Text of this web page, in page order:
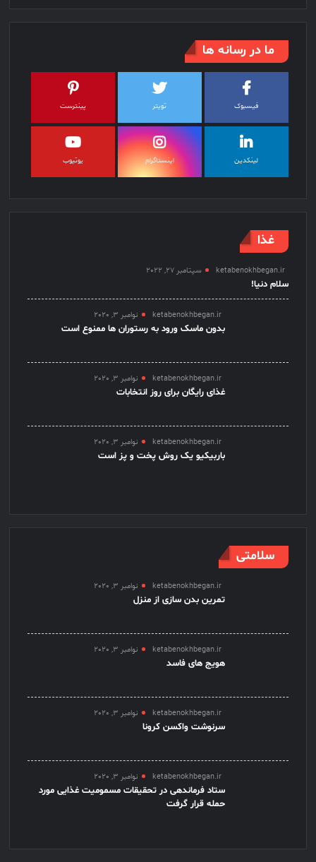
ما در رسانه ها
فیسبوک تویتر پینترست
لینکدین اینستاگرام یوتیوب
غذا
ketabenokhbegan.ir سپتامبر 27, 2022
سلام دنیا!
ketabenokhbegan.ir نوامبر 3, 2020
بدون ماسک ورود به رستوران ها ممنوع است
ketabenokhbegan.ir نوامبر 3, 2020
غذای رایگان برای روز انتخابات
ketabenokhbegan.ir نوامبر 3, 2020
باربیکیو یک روش پخت و پز است
سلامتی
ketabenokhbegan.ir نوامبر 3, 2020
تمرین بدن سازی از منزل
ketabenokhbegan.ir نوامبر 3, 2020
هویج های فاسد
ketabenokhbegan.ir نوامبر 3, 2020
سرنوشت واکسن کرونا
ketabenokhbegan.ir نوامبر 3, 2020
ستاد فرماندهی در تحقیقات مسمومیت غذایی مورد
حمله قرار گرفت